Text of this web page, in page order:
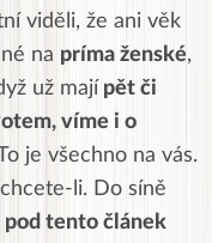
viděli, že ani věk
na príma ženské,
už mají pět či
víme i o
je všechno na vás.
li. Do síně
pod tento článek